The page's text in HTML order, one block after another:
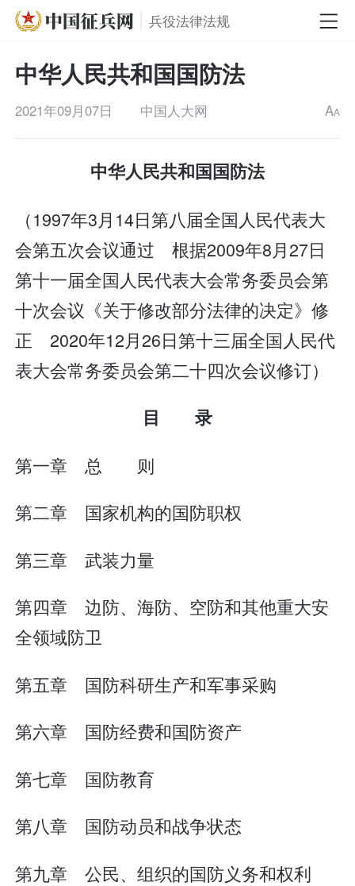
兵役法律法规
中华人民共和国国防法
2021年09月07日 中国人大网 AA
中华人民共和国国防法
（1997年3月14日第八届全国人民代表大
会第五次会议通过 根据2009年8月27日
第十一届全国人民代表大会常务委员会第
十次会议《关于修改部分法律的决定》修
正 2020年12月26日第十三届全国人民代
表大会常务委员会第二十四次会议修订）
目 录
第一章 总 则
第二章 国家机构的国防职权
第三章 武装力量
第四章 边防、海防、空防和其他重大安
全领域防卫
第五章 国防科研生产和军事采购
第六章 国防经费和国防资产
第七章 国防教育
第八章 国防动员和战争状态
第九章 公民、组织的国防义务和权利